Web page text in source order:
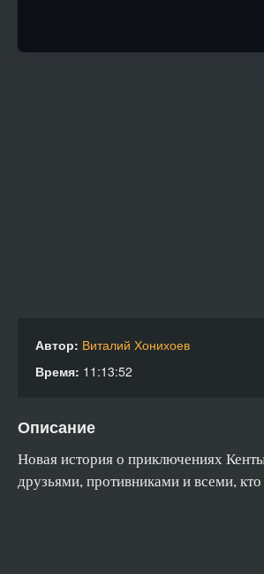
Автор: Виталий Хонихоев
Время: 11:13:52
Описание
Новая история о приключениях
друзьями, противниками и всеми,